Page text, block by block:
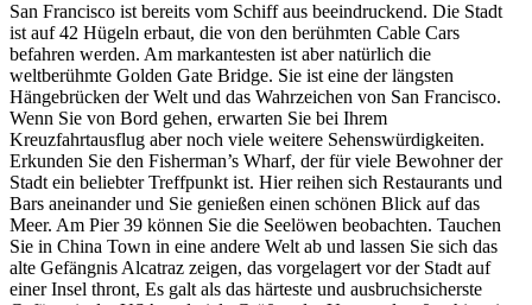
San Francisco ist bereits vom Schiff aus beeindruckend. Die Stadt
ist auf 42 Hügeln erbaut, die von den berühmten Cable Cars
befahren werden. Am markantesten ist aber natürlich die
weltberühmte Golden Gate Bridge. Sie ist eine der längsten
Hängebrücken der Welt und das Wahrzeichen von San Francisco.
Wenn Sie von Bord gehen, erwarten Sie bei Ihrem
Kreuzfahrtausflug aber noch viele weitere Sehenswürdigkeiten.
Erkunden Sie den Fisherman’s Wharf, der für viele Bewohner der
Stadt ein beliebter Treffpunkt ist. Hier reihen sich Restaurants und
Bars aneinander und Sie genießen einen schönen Blick auf das
Meer. Am Pier 39 können Sie die Seelöwen beobachten. Tauchen
Sie in China Town in eine andere Welt ab und lassen Sie sich das
alte Gefängnis Alcatraz zeigen, das vorgelagert vor der Stadt auf
einer Insel thront, Es galt als das härteste und ausbruchsicherste